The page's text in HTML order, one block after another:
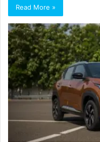
Read More »